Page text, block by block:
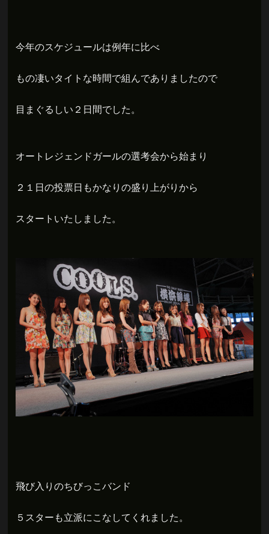
今年のスケジュールは例年に比べ
もの凄いタイトな時間で組んでありましたので
目まぐるしい２日間でした。
オートレジェンドガールの選考会から始まり
２１日の投票日もかなりの盛り上がりから
スタートいたしました。
飛び入りのちびっこバンド
５スターも立派にこなしてくれました。